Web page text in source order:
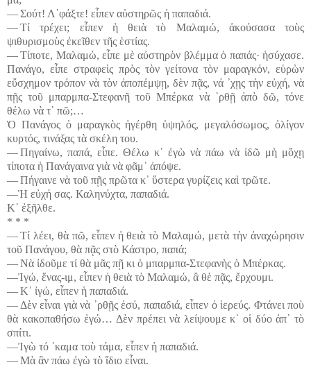
― Σούτ! Λ᾽φάξτε! εἶπεν αὐστηρῶς ἡ παπαδιά.
― Τί τρέχει; εἶπεν ἡ θειὰ τὸ Μαλαμώ, ἀκούσασα τοὺς
ψιθυρισμοὺς ἐκεῖθεν τῆς ἑστίας.
― Τίποτε, Μαλαμώ, εἶπε μὲ αὐστηρὸν βλέμμα ὁ παπάς· ἡσύχασε.
Πανάγο, εἶπε στραφεὶς πρὸς τὸν γείτονα τὸν μαραγκόν, εὑρὼν
εὔσχημον τρόπον νὰ τὸν ἀποπέμψῃ, δὲν πᾷς, νά ᾽χῃς τὴν εὐχή, νὰ
πῇς τοῦ μπαρμπα-Στεφανῆ τοῦ Μπέρκα νὰ ᾽ρθῇ ἀπὸ δῶ, τόνε
θέλω νὰ τ᾽ πῶ;…
Ὁ Πανάγος ὁ μαραγκὸς ἠγέρθη ὑψηλός, μεγαλόσωμος, ὀλίγον
κυρτός, τινάξας τὰ σκέλη του.
― Πηγαίνω, παπά, εἶπε. Θέλω κ᾽ ἐγὼ νὰ πάω νὰ ἰδῶ μὴ μὄχῃ
τίποτα ἡ Πανάγαινα γιὰ νὰ φᾶμ᾽ ἀπόψε.
― Πήγαινε νὰ τοῦ πῇς πρῶτα κ᾽ ὕστερα γυρίζεις καὶ τρῶτε.
―Ἡ εὐχή σας. Καληνύχτα, παπαδιά.
Κ᾽ ἐξῆλθε.
* * *
― Τί λέει, θὰ πῶ, εἶπεν ἡ θειὰ τὸ Μαλαμώ, μετὰ τὴν ἀναχώρησιν
τοῦ Πανάγου, θὰ πᾷς στὸ Κάστρο, παπά;
― Νὰ ἰδοῦμε τί θὰ μᾶς πῇ κι ὁ μπαρμπα-Στεφανὴς ὁ Μπέρκας.
―Ἰγώ, ἕνας-ιμ, εἶπεν ἡ θειὰ τὸ Μαλαμώ, ἂ θὲ πᾷς, ἔρχουμι.
― Κ᾽ ἰγώ, εἶπεν ἡ παπαδιά.
― Δὲν εἶναι γιὰ νὰ ᾽ρθῇς ἐσύ, παπαδιά, εἶπεν ὁ ἱερεύς. Φτάνει ποὺ
θὰ κακοπαθήσω ἐγώ… Δὲν πρέπει νὰ λείψουμε κ᾽ οἱ δύο ἀπ᾽ τὸ
σπίτι.
―Ἰγὼ τό ᾽καμα τοὺ τάμα, εἶπεν ἡ παπαδιά.
― Μὰ ἂν πάω ἐγὼ τὸ ἴδιο εἶναι.